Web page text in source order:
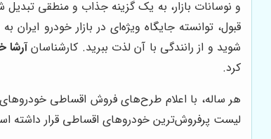
و نوسانات بازار، به یک گزینه جذاب و منطقی
قبول، توانسته جایگاه ویژه‌ای در بازار خودرو ایران
شوید و از رانندگی با آن لذت ببرید. کارشناسانآرشا
کرد.
هر ساله، با اعلام طرح‌های فروش اقساطی
لیست پرفروش‌ترین خودروهای اقساطی قرار داشته